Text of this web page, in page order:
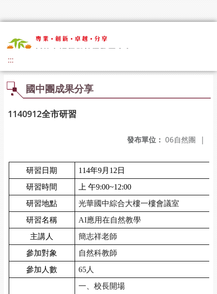
:::
國中團成果分享
1140912全市研習
發布單位： 06自然團 |
研習日期 114年9月 12 日
研習時間
上 午9:00~12:00
研習地點
光華國中綜合大樓一樓會議室
研習名稱
AI應用在自然教學
主講人
簡志祥老師
參加對象
自然科教師
參加人數
65人
一、校長開場